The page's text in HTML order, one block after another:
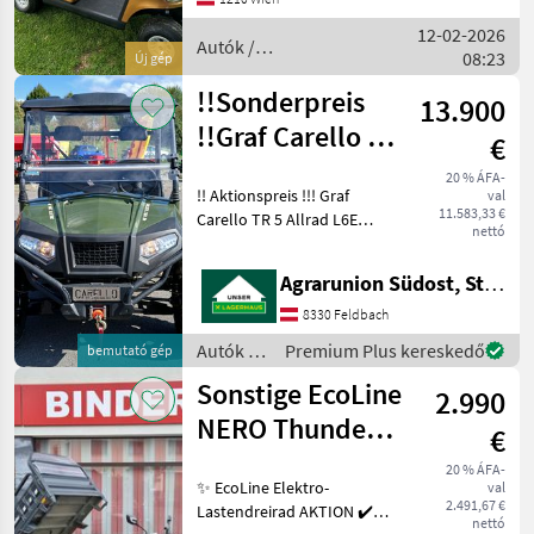
Új gép
Ausstattung. 5.0 kW (6, 8 PS)
Autók /
Motorkerékpárok /
Sonstige
12-02-2026
08:23
bemutató gép
!!Sonderpreis
!!Graf Carello TR
13.900
€
20 % ÁFA-
val
11.583,33 €
nettó
!! Aktionspreis !!! Graf
Carello TR 5 Allrad L6E
Fahrgeschw. 45 km/h 5kW
Motorleistung AGM Blei
Akku 48 Volt Reichweite
80km L 280 cm
Agrarunion Südost, Standort Gniebing
8330 Feldbach
Autók /
Motorkerékpárok
/ Carello
Premium Plus kereskedő
Sonstige EcoLine
NERO Thunder
Lastendreirad
2.990
€
20 % ÁFA-
val
2.491,67 €
nettó
✨ EcoLine Elektro-
Lastendreirad AKTION ✔️